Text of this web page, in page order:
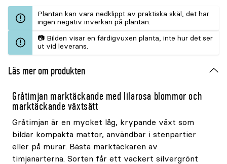
Plantan kan vara nedklippt av praktiska skäl, det har
ingen negativ inverkan på plantan.
📷 Bilden visar en färdigvuxen planta, inte hur det ser
ut vid leverans.
Läs mer om produkten
Gråtimjan marktäckande med lilarosa blommor och
marktäckande växtsätt
Gråtimjan är en mycket låg, krypande växt som
bildar kompakta mattor, användbar i stenpartier
eller på murar. Bästa marktäckaren av
timjanarterna. Sorten får ett vackert silvergrönt